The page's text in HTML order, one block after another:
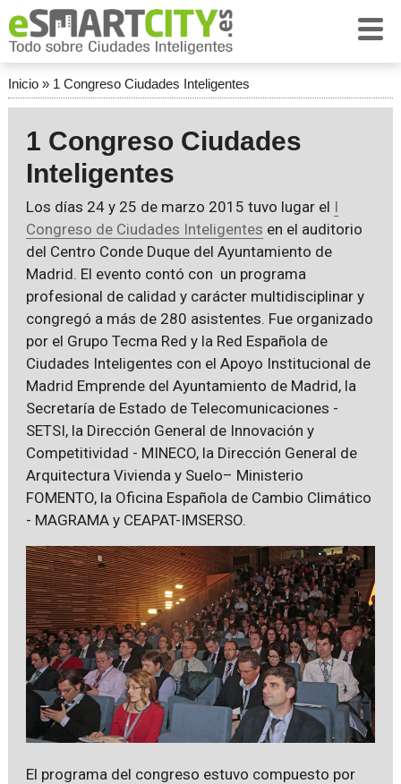
Inicio» 1 Congreso Ciudades Inteligentes
1 Congreso Ciudades
Inteligentes
Los días 24 y 25 de marzo 2015 tuvo lugar el I
Congreso de Ciudades Inteligentes en el auditorio
del Centro Conde Duque del Ayuntamiento de
Madrid. El evento contó con un programa
profesional de calidad y carácter multidisciplinar y
congregó a más de 280 asistentes. Fue organizado
por el Grupo Tecma Red y la Red Española de
Ciudades Inteligentes con el Apoyo Institucional de
Madrid Emprende del Ayuntamiento de Madrid, la
Secretaría de Estado de Telecomunicaciones -
SETSI, la Dirección General de Innovación y
Competitividad - MINECO, la Dirección General de
Arquitectura Vivienda y Suelo– Ministerio
FOMENTO, la Oficina Española de Cambio Climático
- MAGRAMA y CEAPAT-IMSERSO.
El programa del congreso estuvo compuesto por